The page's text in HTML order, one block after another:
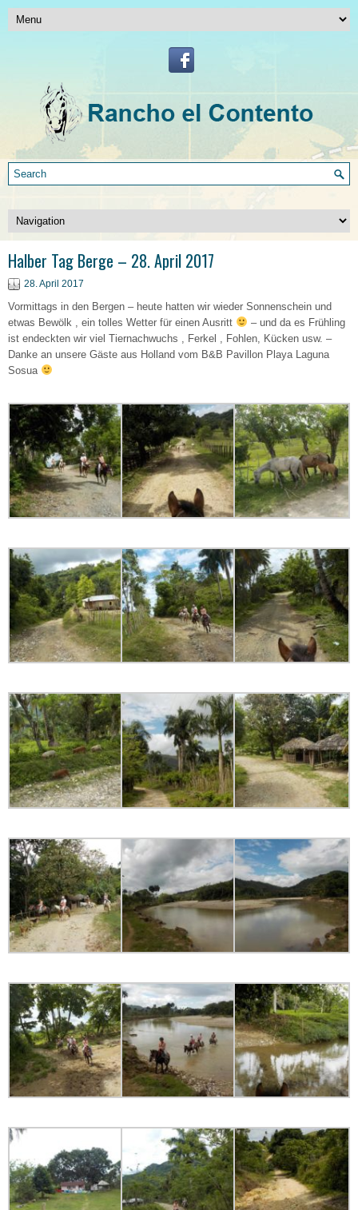
Halber Tag Berge – 28. April 2017
28. April 2017
Vormittags in den Bergen – heute hatten wir wieder Sonnenschein und
etwas Bewölk , ein tolles Wetter für einen Ausritt
– und da es Frühling
ist endeckten wir viel Tiernachwuchs , Ferkel , Fohlen, Kücken usw. –
Danke an unsere Gäste aus Holland vom B&B Pavillon Playa Laguna
Sosua